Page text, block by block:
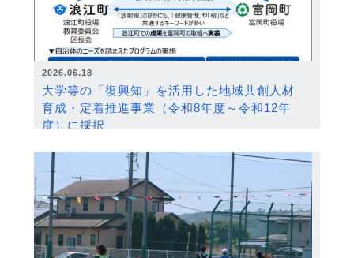
2026.06.18
大学等の「復興知」を活用した地域共創人材
育成・定着推進事業（令和8年度～令和12年
度）に採択